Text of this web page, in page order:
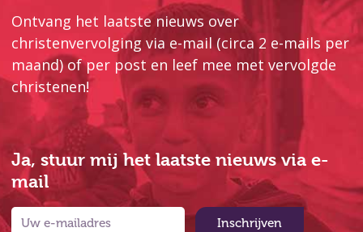
Ontvang het laatste nieuws over
christenvervolging via e-mail (circa 2 e-mails per
maand) of per post en leef mee met vervolgde
christenen!
Ja, stuur mij het laatste nieuws via e-
mail
Inschrijven